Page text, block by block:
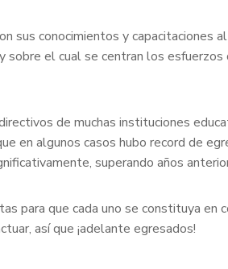
sus conocimientos y capacitaciones
el cual se centran los
de muchas instituciones
en algunos casos hubo record de
superando años
para que cada uno se constituya en
así que ¡adelante egresados!